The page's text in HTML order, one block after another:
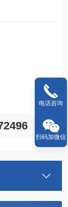
多种电源系统。
效防止因电气连
3±10% mm，工
属的检测距离恒
电话咨询
扫码加微信